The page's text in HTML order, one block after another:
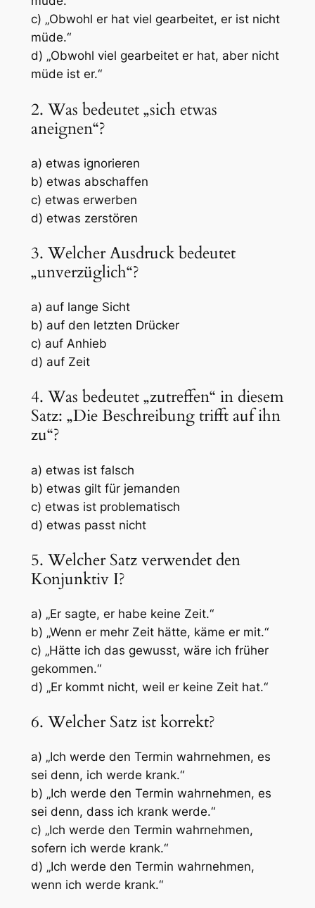
c) „Obwohl er hat viel gearbeitet, er ist nicht
müde.“
d) „Obwohl viel gearbeitet er hat, aber nicht
müde ist er.“
2. Was bedeutet „sich etwas
aneignen“?
a) etwas ignorieren
b) etwas abschaffen
c) etwas erwerben
d) etwas zerstören
3. Welcher Ausdruck bedeutet
„unverzüglich“?
a) auf lange Sicht
b) auf den letzten Drücker
c) auf Anhieb
d) auf Zeit
4. Was bedeutet „zutreffen“ in diesem
Satz: „Die Beschreibung trifft auf ihn
zu“?
a) etwas ist falsch
b) etwas gilt für jemanden
c) etwas ist problematisch
d) etwas passt nicht
5. Welcher Satz verwendet den
Konjunktiv I?
a) „Er sagte, er habe keine Zeit.“
b) „Wenn er mehr Zeit hätte, käme er mit.“
c) „Hätte ich das gewusst, wäre ich früher
gekommen.“
d) „Er kommt nicht, weil er keine Zeit hat.“
6. Welcher Satz ist korrekt?
a) „Ich werde den Termin wahrnehmen, es
sei denn, ich werde krank.“
b) „Ich werde den Termin wahrnehmen, es
sei denn, dass ich krank werde.“
c) „Ich werde den Termin wahrnehmen,
sofern ich werde krank.“
d) „Ich werde den Termin wahrnehmen,
wenn ich werde krank.“